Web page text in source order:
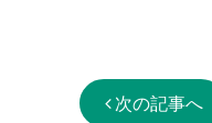
次の記事へ